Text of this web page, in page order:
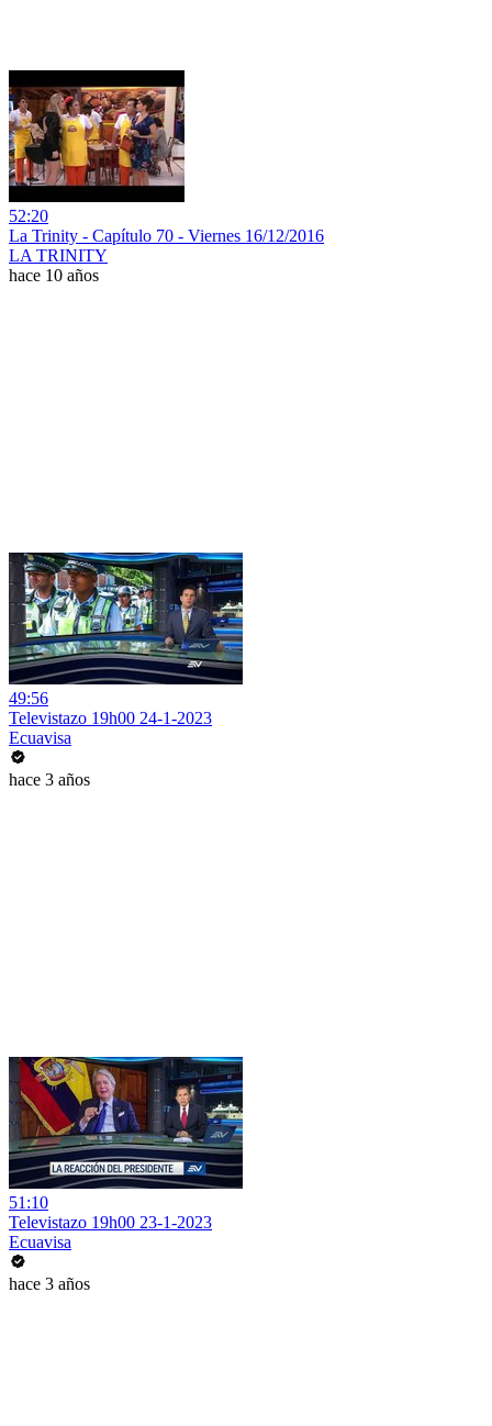
52:20
La Trinity - Capítulo 70 - Viernes 16/12/2016
LA TRINITY
hace 10 años
49:56
Televistazo 19h00 24-1-2023
Ecuavisa
hace 3 años
51:10
Televistazo 19h00 23-1-2023
Ecuavisa
hace 3 años